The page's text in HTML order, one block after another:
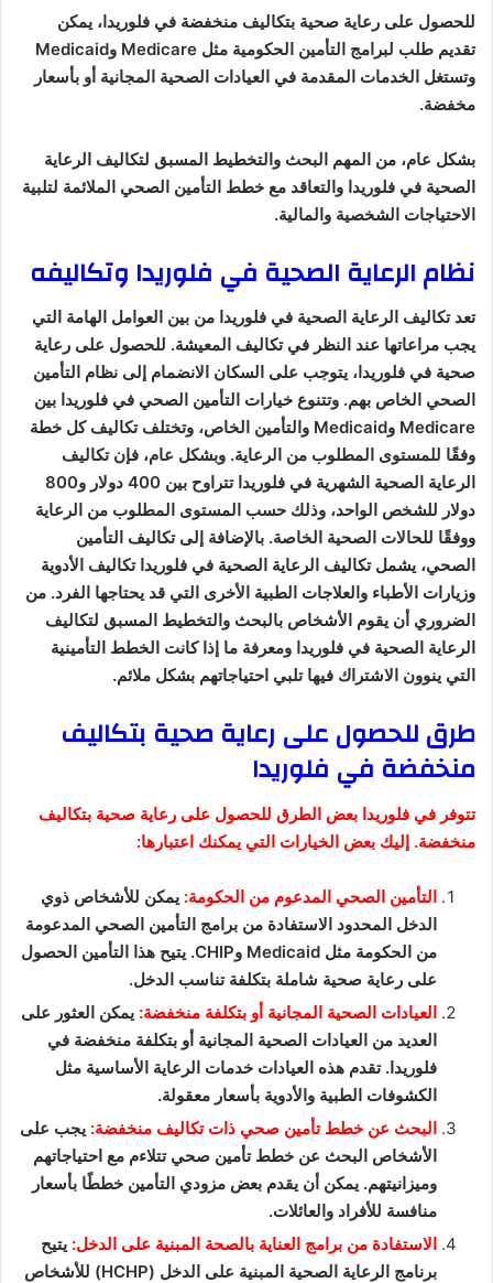
للحصول على رعاية صحية بتكاليف منخفضة في فلوريدا، يمكن
تقديم طلب لبرامج التأمين الحكومية مثل Medicare وMedicaid
وتستغل الخدمات المقدمة في العيادات الصحية المجانية أو بأسعار
مخفضة.
بشكل عام، من المهم البحث والتخطيط المسبق لتكاليف الرعاية
الصحية في فلوريدا والتعاقد مع خطط التأمين الصحي الملائمة لتلبية
الاحتياجات الشخصية والمالية.
نظام الرعاية الصحية في فلوريدا وتكاليفه
تعد تكاليف الرعاية الصحية في فلوريدا من بين العوامل الهامة التي
يجب مراعاتها عند النظر في تكاليف المعيشة. للحصول على رعاية
صحية في فلوريدا، يتوجب على السكان الانضمام إلى نظام التأمين
الصحي الخاص بهم. وتتنوع خيارات التأمين الصحي في فلوريدا بين
Medicare وMedicaid والتأمين الخاص، وتختلف تكاليف كل خطة
وفقًا للمستوى المطلوب من الرعاية. وبشكل عام، فإن تكاليف
الرعاية الصحية الشهرية في فلوريدا تتراوح بين 400 دولار و800
دولار للشخص الواحد، وذلك حسب المستوى المطلوب من الرعاية
ووفقًا للحالات الصحية الخاصة. بالإضافة إلى تكاليف التأمين
الصحي، يشمل تكاليف الرعاية الصحية في فلوريدا تكاليف الأدوية
وزيارات الأطباء والعلاجات الطبية الأخرى التي قد يحتاجها الفرد. من
الضروري أن يقوم الأشخاص بالبحث والتخطيط المسبق لتكاليف
الرعاية الصحية في فلوريدا ومعرفة ما إذا كانت الخطط التأمينية
التي ينوون الاشتراك فيها تلبي احتياجاتهم بشكل ملائم.
طرق للحصول على رعاية صحية بتكاليف
منخفضة في فلوريدا
تتوفر في فلوريدا بعض الطرق للحصول على رعاية صحية بتكاليف
منخفضة. إليك بعض الخيارات التي يمكنك اعتبارها:
التأمين الصحي المدعوم من الحكومة: يمكن للأشخاص ذوي
الدخل المحدود الاستفادة من برامج التأمين الصحي المدعومة
من الحكومة مثل Medicaid وCHIP. يتيح هذا التأمين الحصول
على رعاية صحية شاملة بتكلفة تناسب الدخل.
العيادات الصحية المجانية أو بتكلفة منخفضة: يمكن العثور على
العديد من العيادات الصحية المجانية أو بتكلفة منخفضة في
فلوريدا. تقدم هذه العيادات خدمات الرعاية الأساسية مثل
الكشوفات الطبية والأدوية بأسعار معقولة.
البحث عن خطط تأمين صحي ذات تكاليف منخفضة: يجب على
الأشخاص البحث عن خطط تأمين صحي تتلاءم مع احتياجاتهم
وميزانيتهم. يمكن أن يقدم بعض مزودي التأمين خططًا بأسعار
منافسة للأفراد والعائلات.
الاستفادة من برامج العناية بالصحة المبنية على الدخل: يتيح
برنامج الرعاية الصحية المبنية على الدخل (HCHP) للأشخاص